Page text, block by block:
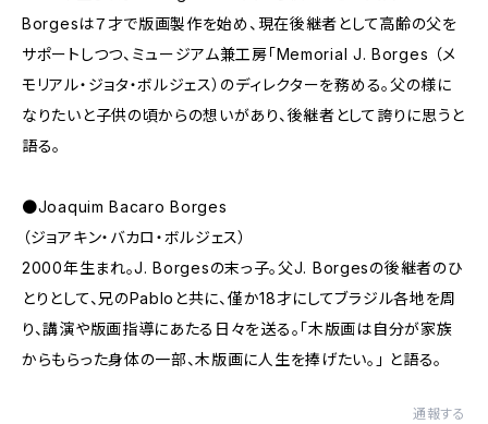
Borgesは７才で版画製作を始め、現在後継者として高齢の父を
サポートしつつ、ミュージアム兼工房「Memorial J. Borges （メ
モリアル・ジョタ・ボルジェス）のディレクターを務める。父の様に
なりたいと子供の頃からの想いがあり、後継者として誇りに思うと
語る。
●Joaquim Bacaro Borges
（ジョアキン・バカロ・ボルジェス）
2000年生まれ。J. Borgesの末っ子。父J. Borgesの後継者のひ
とりとして、兄のPabloと共に、僅か18才にしてブラジル各地を周
り、講演や版画指導にあたる日々を送る。「木版画は自分が家族
からもらった身体の一部、木版画に人生を捧げたい。」 と語る。
通報する